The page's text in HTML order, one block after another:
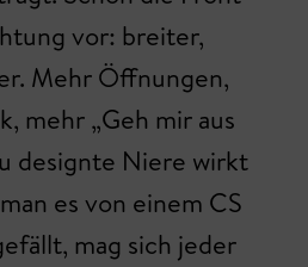
vor: breiter,
Mehr Öffnungen,
mehr „Geh mir aus
designte Niere wirkt
es von einem CS
mag sich jeder